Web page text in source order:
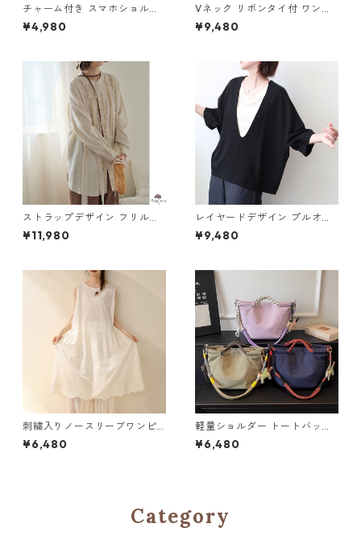
チャーム付き スマホショルダ
ーストラップ 5col H 260122
¥4,980
Vネック リボンタイ付 ワンピ
ース M 250182
¥9,480
ストラップデザイン フリルブ
ラウス M 250393
¥11,980
レイヤードデザイン プルオー
バー M 250380
¥9,480
刺繍入りノースリーブワンピ
ース 2col H 260054
¥6,480
軽量ショルダー トートバッグ
3col Y 260019
¥6,480
Category